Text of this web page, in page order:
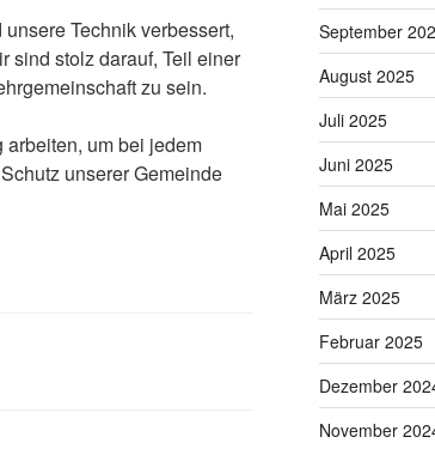
Technik verbessert,
sind stolz darauf, Teil einer
zu sein.
um bei jedem
unserer Gemeinde
September
August 2025
Juli 2025
Juni 2025
Mai 2025
April 2025
März 2025
Februar 2025
Dezember
November